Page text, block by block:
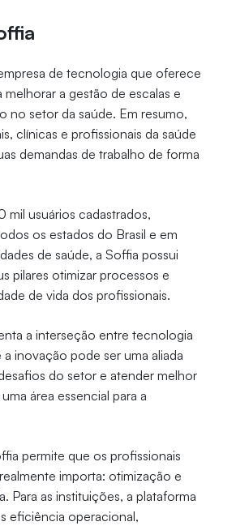
de tecnologia que oferece
melhorar a gestão de escalas e
no setor da saúde. Em resumo,
clínicas e profissionais da saúde
demandas de trabalho de forma
mil usuários cadastrados,
os estados do Brasil e em
de saúde, a Soffia possui
pilares otimizar processos e
de vida dos profissionais.
a interseção entre tecnologia
inovação pode ser uma aliada
do setor e atender melhor
área essencial para a
permite que os profissionais
importa: otimização e
Para as instituições, a plataforma
eficiência operacional,